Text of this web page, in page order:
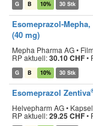
G B 10% 30 Stk
Esomeprazol-
(40 mg)
Mepha Pharma AG •
RP aktuell:30.10 CHF•
G B 10% 30 Stk
Esomeprazol Zentiva
Helvepharm AG •
RP aktuell:29.25 CHF•